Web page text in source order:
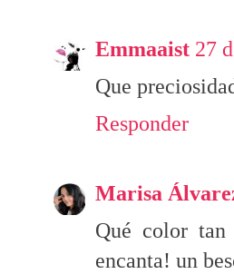
Emmaaist 27
Que
Responder
Marisa
Qué color
encanta! un